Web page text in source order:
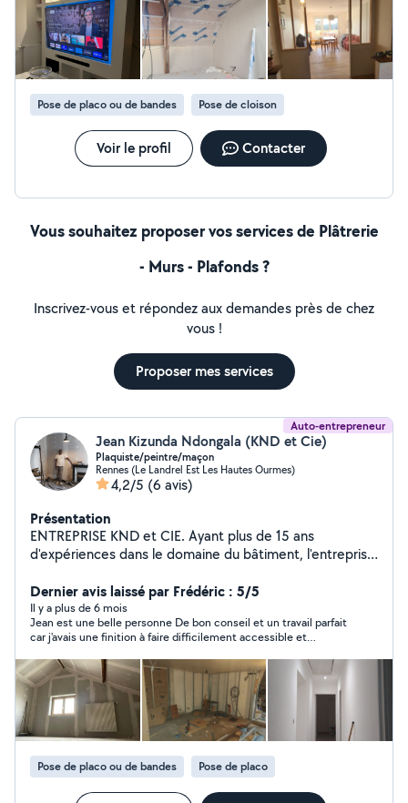
ouverture de mur, déco de plafond,bibliothèque,
dréssing, mur arrondi. je fais aussi toutes sortes de
travaux parquet, plainte, étagère, lambris, démolition,
montage de meuble ects. Je travail proprement et je
suis très minutieux. PS: Si je ne vous répond pas c'est
que je ne peux pas car vous n'êtes pas dans mon
périmètre ou bien pas dans le corp de métier auquel je
suis abonné dans ce cas n'hésitez pas à me téléphoner.
Pose de placo ou de bandes Pose de cloison
Voir le profil Contacter
Vous souhaitez proposer vos services de Plâtrerie
- Murs - Plafonds ?
Inscrivez-vous et répondez aux demandes près de chez
vous !
Proposer mes services
Auto-entrepreneur
Jean Kizunda Ndongala (KND et Cie)
Plaquiste/peintre/maçon
Rennes (Le Landrel Est Les Hautes Ourmes)
4,2/5 (6 avis)
Présentation
ENTREPRISE KND et CIE. Ayant plus de 15 ans
d'expériences dans le domaine du bâtiment, l'entreprise
et rénovations Formation à l'AFPA de RENNES. - Travaux
de plâtrerie / peinture - coffrage - Maçonnerie (
Numéro SIRET et Assurance Décennal ) Travail de
qualité. Adapté à vos budgets.
Dernier avis laissé par Frédéric : 5/5
Il y a plus de 6 mois
Jean est une belle personne De bon conseil et un travail parfait
car j'avais une finition à faire difficilement accessible et
Pose de placo ou de bandes Pose de placo